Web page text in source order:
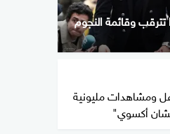
تترقب وقائمة النجوم
ومشاهدات مليونية
أكسوي"